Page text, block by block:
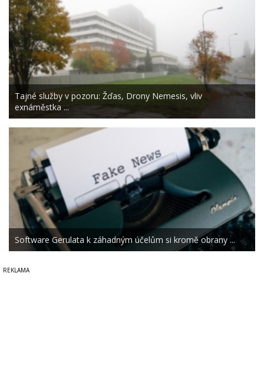
Tajné služby v pozoru: Žďas, Drony Nemesis, vliv
exnáměstka ...
Software Gerulata k záhadným účelům si kromě obrany ...